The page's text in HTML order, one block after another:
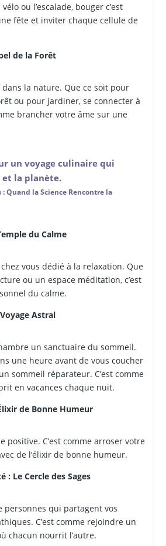
ou l’escalade, bouger c’est
fête et inviter chaque cellule de
de la Forêt
dans la nature. Que ce soit pour
ou pour jardiner, se connecter à
brancher votre âme sur une
un voyage culinaire qui
et la planète.
: Quand la Science Rencontre la
du Calme
vous dédié à la relaxation. Que
ou un espace méditation, c’est
du calme.
Astral
un sanctuaire du sommeil.
une heure avant de vous coucher
sommeil réparateur. C’est comme
en vacances chaque nuit.
de Bonne Humeur
positive. C’est comme arroser votre
de l’élixir de bonne humeur.
: Le Cercle des Sages
personnes qui partagent vos
C’est comme rejoindre un
chacun nourrit l’autre.